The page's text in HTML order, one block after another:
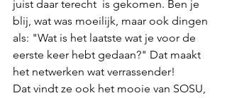
juist daar terecht  is gekomen. Ben je
blij, wat was moeilijk, maar ook dingen
als: "Wat is het laatste wat je voor de
eerste keer hebt gedaan?" Dat maakt
het netwerken wat verrassender!
Dat vindt ze ook het mooie van SOSU,